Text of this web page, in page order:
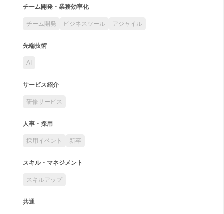
チーム開発・業務効率化
チーム開発 ビジネスツール アジャイル
先端技術
AI
サービス紹介
研修サービス
人事・採用
採用イベント 新卒
スキル・マネジメント
スキルアップ
共通